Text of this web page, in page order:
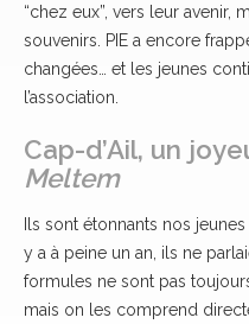
“chez eux”, vers leur avenir,
souvenirs. PIE a encore
changées… et les jeunes
l’association.
Cap-d’Ail, un
Meltem
Ils sont étonnants nos
y a à peine un an, ils ne
formules ne sont pas
mais on les comprend